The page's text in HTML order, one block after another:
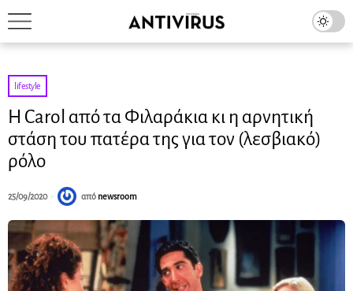
lifestyle
Η Carol από τα Φιλαράκια κι η αρνητική
στάση του πατέρα της για τον (λεσβιακό)
ρόλο
25/09/2020 από newsroom